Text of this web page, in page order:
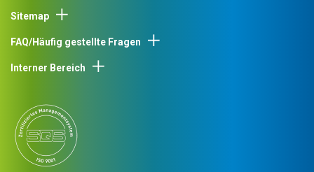
Sitemap
FAQ/Häufig gestellte Fragen
Interner Bereich